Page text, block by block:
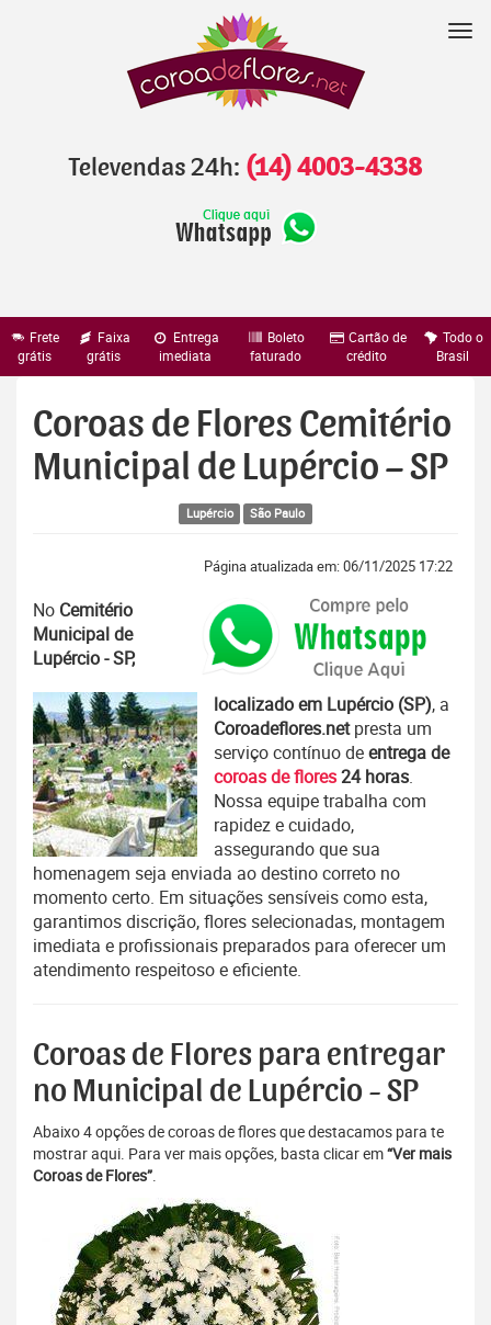
Televendas 24h: (14) 4003-4338
Frete
grátis
Faixa
grátis
Entrega
imediata
Boleto
faturado
Cartão de
crédito
Todo o
Brasil
Coroas de Flores Cemitério
Municipal de Lupércio – SP
Lupércio São Paulo
Página atualizada em: 06/11/2025 17:22
No Cemitério
Municipal de
Lupércio - SP,
localizado em Lupércio (SP), a
Coroadeflores.netpresta um
serviço contínuo deentrega de
coroas de flores24 horas.
Nossa equipe trabalha com
rapidez e cuidado,
assegurando que sua
homenagem seja enviada ao destino correto no
momento certo. Em situações sensíveis como esta,
garantimos discrição, flores selecionadas, montagem
imediata e profissionais preparados para oferecer um
atendimento respeitoso e eficiente.
Coroas de Flores para entregar
no Municipal de Lupércio - SP
Abaixo 4 opções de coroas de flores que destacamos para te
mostrar aqui. Para ver mais opções, basta clicar em“Ver mais
Coroas de Flores”.